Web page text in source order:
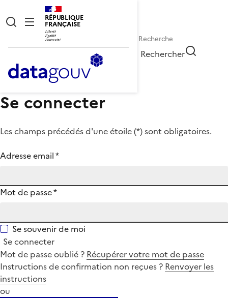
RÉPUBLIQUE
FRANÇAISE
Rechercher
Se connecter
Les champs précédés d'une étoile (*) sont obligatoires.
Adresse email*
Mot de passe*
Se souvenir de moi
Se connecter
Mot de passe oublié ? Récupérer votre mot de passe
Instructions de confirmation non reçues ? Renvoyer les
instructions
ou